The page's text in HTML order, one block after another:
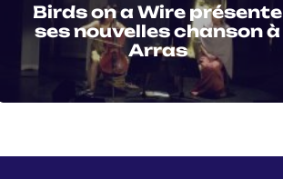
Birds on a Wire présente
ses nouvelles chanson à
Arras